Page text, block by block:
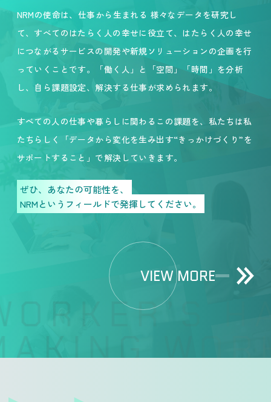
NRMの使命は、仕事から生まれる 様々なデータを研究し
て、すべてのはたらく人の幸せに役立て、はたらく人の幸せ
につながるサービスの開発や新規ソリューションの企画を行
っていくことです。「働く人」と「空間」「時間」を分析
し、自ら課題設定、解決する仕事が求められます。
すべての人の仕事や暮らしに関わるこの課題を、私たちは私
たちらしく「データから変化を生み出す“きっかけづくり”を
サポートすること」で解決していきます。
ぜひ、あなたの可能性を、
NRMというフィールドで発揮してください。
VIEW MORE